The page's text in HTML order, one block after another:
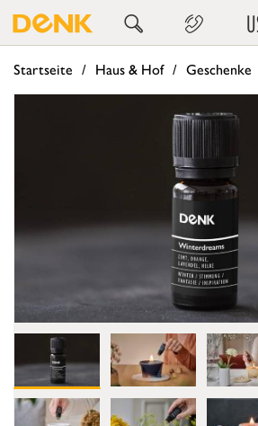
Startseite Haus & Hof Geschenke